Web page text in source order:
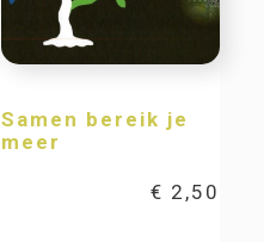
Samen bereik je
meer
€ 2,50